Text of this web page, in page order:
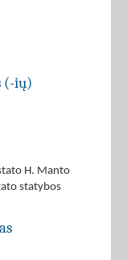
(-ių)
H. Manto
statybos